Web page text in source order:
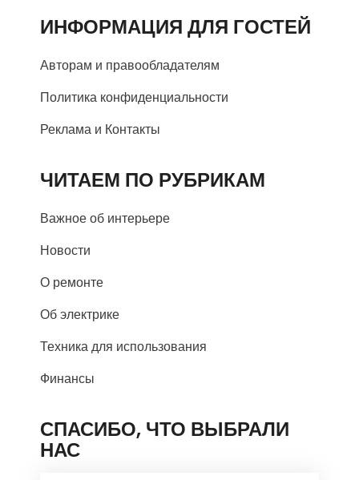
ИНФОРМАЦИЯ ДЛЯ ГОСТЕЙ
Авторам и правообладателям
Политика конфиденциальности
Реклама и Контакты
ЧИТАЕМ ПО РУБРИКАМ
Важное об интерьере
Новости
О ремонте
Об электрике
Техника для использования
Финансы
СПАСИБО, ЧТО ВЫБРАЛИ
НАС